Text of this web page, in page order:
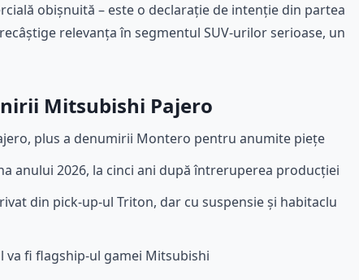
obișnuită – este o declarație de intenție din partea
relevanța în segmentul SUV-urilor serioase, un
Mitsubishi Pajero
plus a denumirii Montero pentru anumite piețe
anului 2026, la cinci ani după întreruperea producției
din pick-up-ul Triton, dar cu suspensie și habitaclu
va fi flagship-ul gamei Mitsubishi